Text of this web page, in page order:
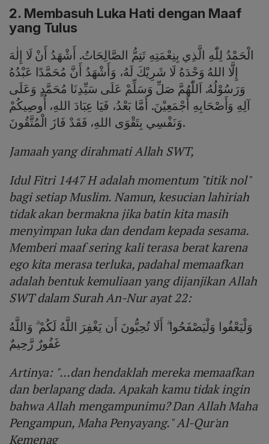
2. Membasuh Luka Hati dengan Maaf
yang Tulus
الْحَمْدُ لِلّٰهِ الَّذِي بِنِعْمَتِهِ تَتِمُّ الصَّالِحَاتُ. أَشْهَدُ أَنْ لَا إِلٰهَ
إِلَّا اللهُ وَحْدَهُ لَا شَرِيْكَ لَهُ، وَأَشْهَدُ أَنَّ مُحَمَّدًا عَبْدُهُ
وَرَسُوْلُهُ. اَللّٰهُمَّ صَلِّ وَسَلِّمْ عَلَى سَيِّدِنَا مُحَمَّدٍ وَعَلَى
آلِهِ وَأَصْحَابِهِ أَجْمَعِيْنَ. أَمَّا بَعْدُ، فَيَا عِبَادَ اللهِ، أُوصِيكُمْ
وَنَفْسِي بِتَقْوَى اللهِ، فَقَدْ فَازَ الْمُتَّقُونَ.
Jamaah yang dirahmati Allah SWT,
Idul Fitri 1447 H adalah momentum "titik nol"
bagi setiap Muslim. Namun, kesucian lahiriah
tidak akan bermakna jika batin kita masih
menyimpan luka dan dendam kepada sesama.
Memberi maaf sering kali terasa berat karena
ego kita merasa terluka, padahal memaafkan
adalah bentuk kemuliaan yang dijanjikan Allah
SWT dalam Surah An-Nur ayat 22:
وَلْيَعْفُوا وَلْيَصْفَحُوا ۗ أَلَا تُحِبُّونَ أَن يَغْفِرَ اللَّهُ لَكُمْ ۗ وَاللَّهُ
غَفُورٌ رَّحِيمٌ
Artinya: "...dan hendaklah mereka memaafkan
dan berlapang dada. Apakah kamu tidak ingin
bahwa Allah mengampunimu? Dan Allah Maha
Pengampun, Maha Penyayang." Al-Qur'an
Kemenag